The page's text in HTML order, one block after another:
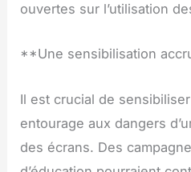
ouvertes sur l’utilisation
**Une sensibilisation
Il est crucial de
entourage aux dangers
des écrans. Des